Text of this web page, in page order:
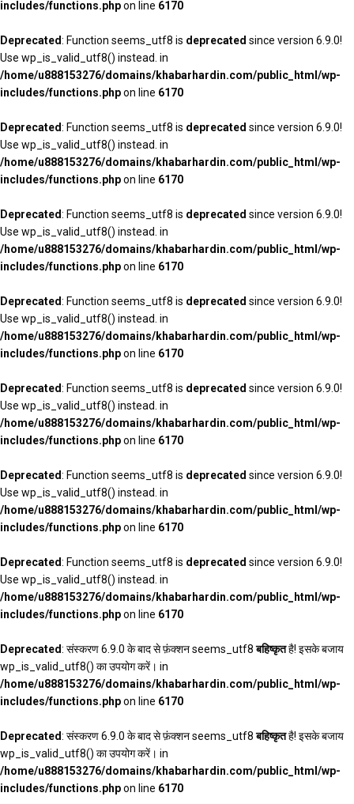
includes/functions.phpon line 6170
Deprecated: Function seems_utf8 is deprecated since version 6.9.0!
Use wp_is_valid_utf8() instead. in
/home/u888153276/domains/khabarhardin.com/public_html/wp-
includes/functions.phpon line 6170
Deprecated: Function seems_utf8 is deprecated since version 6.9.0!
Use wp_is_valid_utf8() instead. in
/home/u888153276/domains/khabarhardin.com/public_html/wp-
includes/functions.phpon line 6170
Deprecated: Function seems_utf8 is deprecated since version 6.9.0!
Use wp_is_valid_utf8() instead. in
/home/u888153276/domains/khabarhardin.com/public_html/wp-
includes/functions.phpon line 6170
Deprecated: Function seems_utf8 is deprecated since version 6.9.0!
Use wp_is_valid_utf8() instead. in
/home/u888153276/domains/khabarhardin.com/public_html/wp-
includes/functions.phpon line 6170
Deprecated: Function seems_utf8 is deprecated since version 6.9.0!
Use wp_is_valid_utf8() instead. in
/home/u888153276/domains/khabarhardin.com/public_html/wp-
includes/functions.phpon line 6170
Deprecated: Function seems_utf8 is deprecated since version 6.9.0!
Use wp_is_valid_utf8() instead. in
/home/u888153276/domains/khabarhardin.com/public_html/wp-
includes/functions.phpon line 6170
Deprecated: Function seems_utf8 is deprecated since version 6.9.0!
Use wp_is_valid_utf8() instead. in
/home/u888153276/domains/khabarhardin.com/public_html/wp-
includes/functions.phpon line 6170
Deprecated: संस्करण 6.9.0 के बाद से फ़ंक्शन seems_utf8बहिष्कृतहै! इसके बजाय
wp_is_valid_utf8() का उपयोग करें। in
/home/u888153276/domains/khabarhardin.com/public_html/wp-
includes/functions.phpon line 6170
Deprecated: संस्करण 6.9.0 के बाद से फ़ंक्शन seems_utf8बहिष्कृतहै! इसके बजाय
wp_is_valid_utf8() का उपयोग करें। in
/home/u888153276/domains/khabarhardin.com/public_html/wp-
includes/functions.phpon line 6170